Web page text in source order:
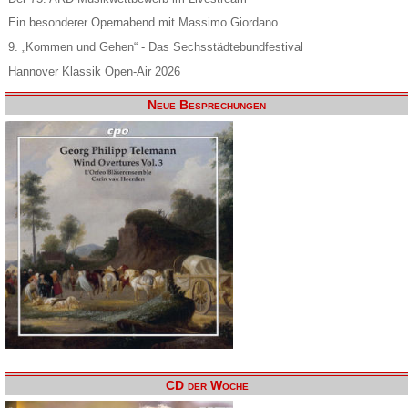
Ein besonderer Opernabend mit Massimo Giordano
9. „Kommen und Gehen“ - Das Sechsstädtebundfestival
Hannover Klassik Open-Air 2026
Neue Besprechungen
CD der Woche